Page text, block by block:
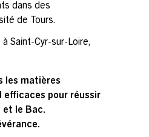
dans des
de Tours.
Saint-Cyr-sur-Loire,
les matières
efficaces pour réussir
et le Bac.